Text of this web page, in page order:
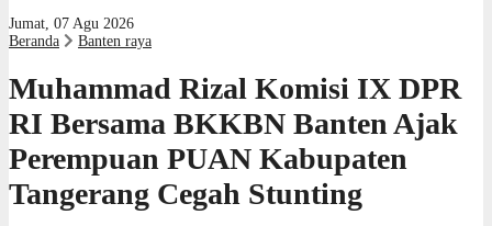
Jumat, 07 Agu 2026
Beranda
Banten raya
Muhammad Rizal Komisi IX DPR
RI Bersama BKKBN Banten Ajak
Perempuan PUAN Kabupaten
Tangerang Cegah Stunting